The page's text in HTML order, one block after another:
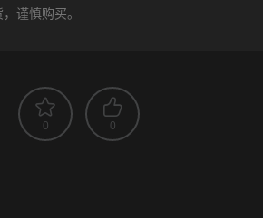
谨慎购买。
0 0